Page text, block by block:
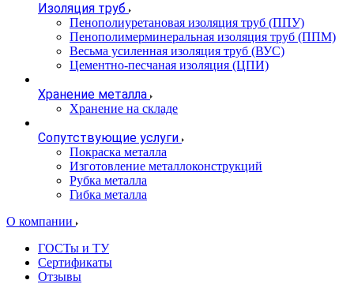
Изоляция труб
Пенополиуретановая изоляция труб (ППУ)
Пенополимерминеральная изоляция труб (ППМ)
Весьма усиленная изоляция труб (ВУС)
Цементно-песчаная изоляция (ЦПИ)
Хранение металла
Хранение на складе
Сопутствующие услуги
Покраска металла
Изготовление металлоконструкций
Рубка металла
Гибка металла
О компании
ГОСТы и ТУ
Сертификаты
Отзывы